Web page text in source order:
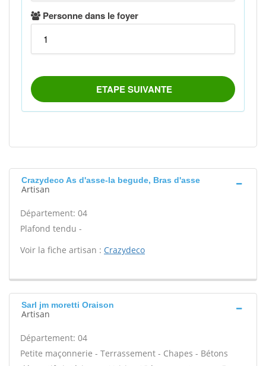
Crazydeco As d'asse-la begude, Bras d'asse
Artisan
Département: 04
Plafond tendu -
Voir la fiche artisan : Crazydeco
Sarl jm moretti Oraison
Artisan
Département: 04
Petite maçonnerie - Terrassement - Chapes - Bétons